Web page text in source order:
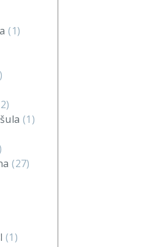
(1)
(1)
(27)
(1)